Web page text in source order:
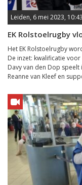
Leiden, 6 mei 2023, 10:43
EK Rolstoelrugby
Het EK Rolstoelrugby
De inzet: kwalificatie
Davy van den Dop
Reanne van Kleef en